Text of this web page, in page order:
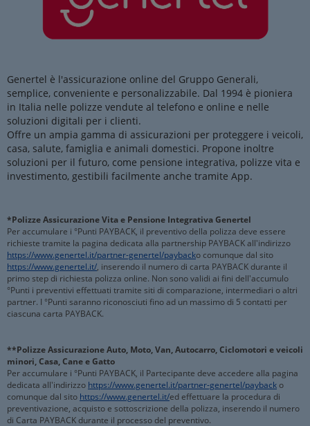
Genertel è l'assicurazione online del Gruppo Generali,
semplice, conveniente e personalizzabile. Dal 1994 è pioniera
in Italia nelle polizze vendute al telefono e online e nelle
soluzioni digitali per i clienti.
Offre un ampia gamma di assicurazioni per proteggere i veicoli,
casa, salute, famiglia e animali domestici. Propone inoltre
soluzioni per il futuro, come pensione integrativa, polizze vita e
investimento, gestibili facilmente anche tramite App.
*Polizze Assicurazione Vita e Pensione Integrativa Genertel
Per accumulare i °Punti PAYBACK, il preventivo della polizza deve essere
richieste tramite la pagina dedicata alla partnership PAYBACK all'indirizzo
https://www.genertel.it/partner-genertel/paybacko comunque dal sito
https://www.genertel.it/ , inserendo il numero di carta PAYBACK durante il
primo step di richiesta polizza online. Non sono validi ai fini dell'accumulo
°Punti i preventivi effettuati tramite siti di comparazione, intermediari o altri
partner. I °Punti saranno riconosciuti fino ad un massimo di 5 contatti per
ciascuna carta PAYBACK.
**Polizze Assicurazione Auto, Moto, Van, Autocarro, Ciclomotori e veicoli
minori, Casa, Cane e Gatto
Per accumulare i °Punti PAYBACK, il Partecipante deve accedere alla pagina
dedicata all'indirizzo https://www.genertel.it/partner-genertel/paybacko
comunque dal sito https://www.genertel.it/ed effettuare la procedura di
preventivazione, acquisto e sottoscrizione della polizza, inserendo il numero
di Carta PAYBACK durante il processo del preventivo.